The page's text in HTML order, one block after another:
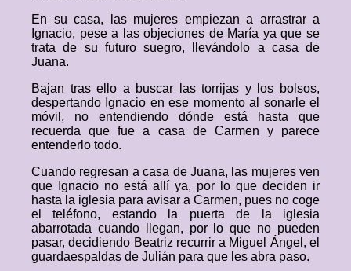
En su casa, las mujeres empiezan a arrastrar a
Ignacio, pese a las objeciones de María ya que se
trata de su futuro suegro, llevándolo a casa de
Juana.
Bajan tras ello a buscar las torrijas y los bolsos,
despertando Ignacio en ese momento al sonarle el
móvil, no entendiendo dónde está hasta que
recuerda que fue a casa de Carmen y parece
entenderlo todo.
Cuando regresan a casa de Juana, las mujeres ven
que Ignacio no está allí ya, por lo que deciden ir
hasta la iglesia para avisar a Carmen, pues no coge
el teléfono, estando la puerta de la iglesia
abarrotada cuando llegan, por lo que no pueden
pasar, decidiendo Beatriz recurrir a Miguel Ángel, el
guardaespaldas de Julián para que les abra paso.